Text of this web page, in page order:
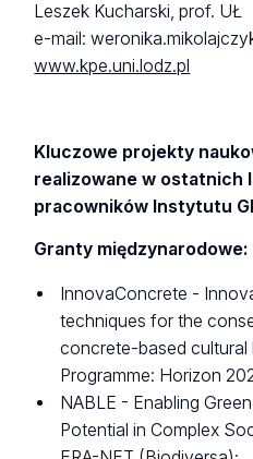
Leszek Kucharski, prof. UŁ
e-mail:
www.kpe.uni.lodz.pl
Kluczowe projekty
realizowane w ostatnich
pracowników Instytutu
Granty międzynarodowe:
InnovaConcrete -
techniques for the
concrete-based cultural
Programme: Horizon
NABLE - Enabling
Potential in Complex